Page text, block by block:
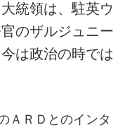
統領は、駐英ウ
のザルジュニー
は政治の時では
ＡＲＤとのインタ